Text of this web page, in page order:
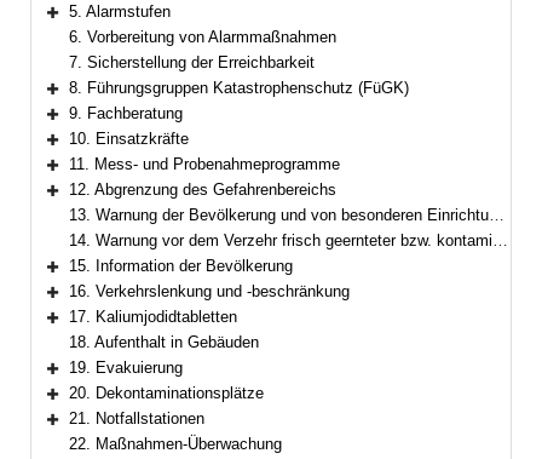
Bereich erweitern
5. Alarmstufen
6. Vorbereitung von Alarmmaßnahmen
7. Sicherstellung der Erreichbarkeit
Bereich erweitern
8. Führungsgruppen Katastrophenschutz (FüGK)
Bereich erweitern
9. Fachberatung
Bereich erweitern
10. Einsatzkräfte
Bereich erweitern
11. Mess- und Probenahmeprogramme
Bereich erweitern
12. Abgrenzung des Gefahrenbereichs
13. Warnung der Bevölkerung und von besonderen Einrichtungen
14. Warnung vor dem Verzehr frisch geernteter bzw. kontaminierter Lebensmittel
Bereich erweitern
15. Information der Bevölkerung
Bereich erweitern
16. Verkehrslenkung und -beschränkung
Bereich erweitern
17. Kaliumjodidtabletten
18. Aufenthalt in Gebäuden
Bereich erweitern
19. Evakuierung
Bereich erweitern
20. Dekontaminationsplätze
Bereich erweitern
21. Notfallstationen
22. Maßnahmen-Überwachung